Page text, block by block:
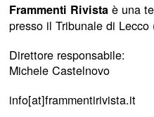
Frammenti Rivistaè una
presso il Tribunale di Lecco
Direttore responsabile:
Michele Castelnovo
info[at]frammentirivista.it